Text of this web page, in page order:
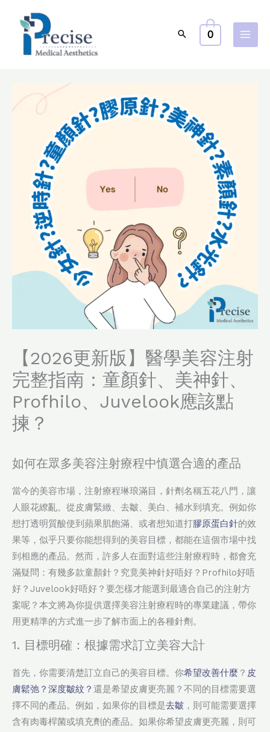
0
【2026更新版】醫學美容注射
完整指南：童顏針、美神針、
Profhilo、Juvelook應該點
揀？
如何在眾多美容注射療程中慎選合適的產品
當今的美容市場，注射療程琳琅滿目，針劑名稱五花八門，讓
人眼花繚亂。從皮膚緊緻、去皺、美白、補水到填充。例如你
想打透明質酸使到蘋果肌飽滿、或者想知道打膠原蛋白針的效
果等，似乎只要你能想得到的美容目標，都能在這個市場中找
到相應的產品。然而，許多人在面對這些注射療程時，都會充
滿疑問：有幾多款童顏針？究竟美神針好唔好？Profhilo好唔
好？Juvelook好唔好？要怎樣才能選到最適合自己的注射方
案呢？本文將為你提供選擇美容注射療程時的專業建議，帶你
用更精準的方式進一步了解市面上的各種針劑。
1. 目標明確：根據需求訂立美容大計
首先，你需要清楚訂立自己的美容目標。你希望改善什麼 ？ 皮
膚鬆弛？深度皺紋？ 還是希望皮膚更亮麗？不同的目標需要選
擇不同的產品。例如，如果你的目標是去皺 ，則可能需要選擇
含有肉毒桿菌或填充劑的產品。如果你希望皮膚更亮麗，則可